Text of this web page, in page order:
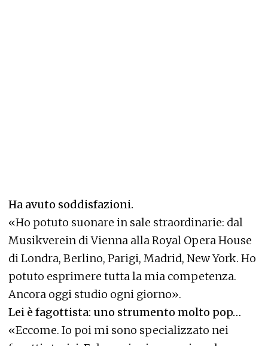
Ha avuto soddisfazioni.
«Ho potuto suonare in sale straordinarie: dal
Musikverein di Vienna alla Royal Opera House
di Londra, Berlino, Parigi, Madrid, New York. Ho
potuto esprimere tutta la mia competenza.
Ancora oggi studio ogni giorno».
Lei è fagottista: uno strumento molto pop…
«Eccome. Io poi mi sono specializzato nei